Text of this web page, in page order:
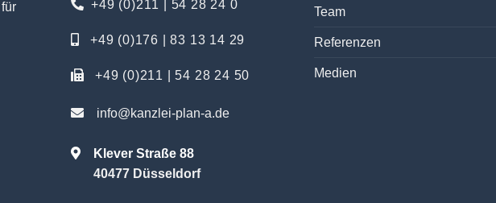
+49 (0)211 | 54 28 24 0
+49 (0)176 | 83 13 14 29
+49 (0)211 | 54 28 24 50
info@kanzlei-plan-a.de
Klever Straße 88
40477 Düsseldorf
Team
Referenzen
Medien